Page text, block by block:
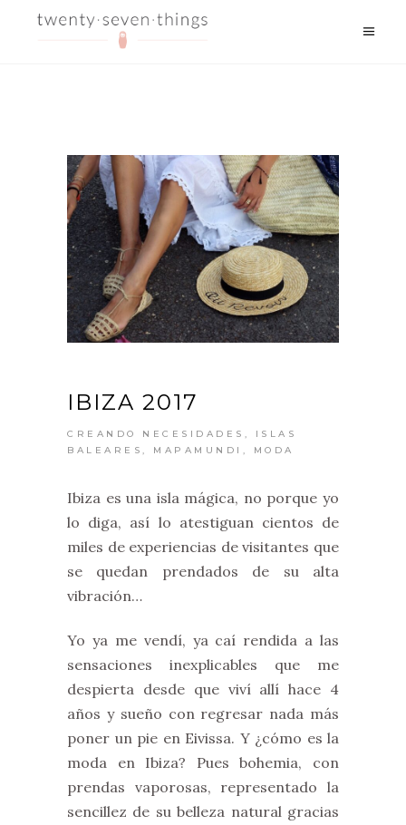
IBIZA 2017
CREANDO NECESIDADES ,
ISLAS
BALEARES , MAPAMUNDI , MODA
Ibiza es una isla mágica, no porque yo
lo diga, así lo atestiguan cientos de
miles de experiencias de visitantes que
se quedan prendados de su alta
vibración…
Yo ya me vendí, ya caí rendida a las
sensaciones inexplicables que me
despierta desde que viví allí hace 4
años y sueño con regresar nada más
poner un pie en Eivissa. Y ¿cómo es la
moda en Ibiza? Pues bohemia, con
prendas vaporosas, representado la
sencillez de su belleza natural gracias